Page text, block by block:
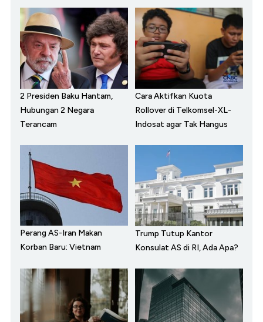
2 Presiden Baku Hantam,
Hubungan 2 Negara
Terancam
Cara Aktifkan Kuota
Rollover di Telkomsel-XL-
Indosat agar Tak Hangus
Perang AS-Iran Makan
Korban Baru: Vietnam
Trump Tutup Kantor
Konsulat AS di RI, Ada Apa?